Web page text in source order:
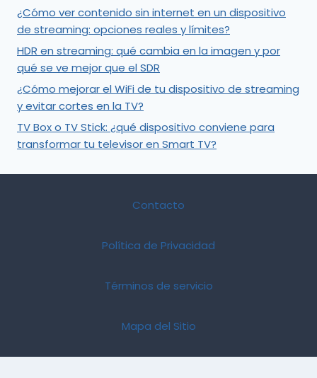
¿Cómo ver contenido sin internet en un dispositivo
de streaming: opciones reales y límites?
HDR en streaming: qué cambia en la imagen y por
qué se ve mejor que el SDR
¿Cómo mejorar el WiFi de tu dispositivo de streaming
y evitar cortes en la TV?
TV Box o TV Stick: ¿qué dispositivo conviene para
transformar tu televisor en Smart TV?
Contacto
Política de Privacidad
Términos de servicio
Mapa del Sitio